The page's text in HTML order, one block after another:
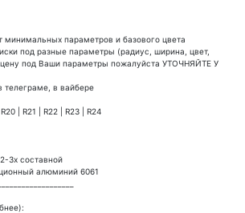
минимальных параметров и базового цвета
под разные параметры (радиус, ширина, цвет,
цену под Ваши параметры пожалуйста УТОЧНЯЙТЕ У
телеграме, в вайбере
| R21 | R22 | R23 | R24
3х составной
алюминий 6061